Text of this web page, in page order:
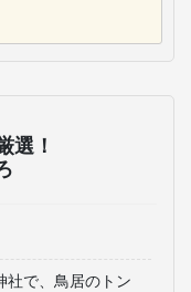
選！
社で、鳥居のトン